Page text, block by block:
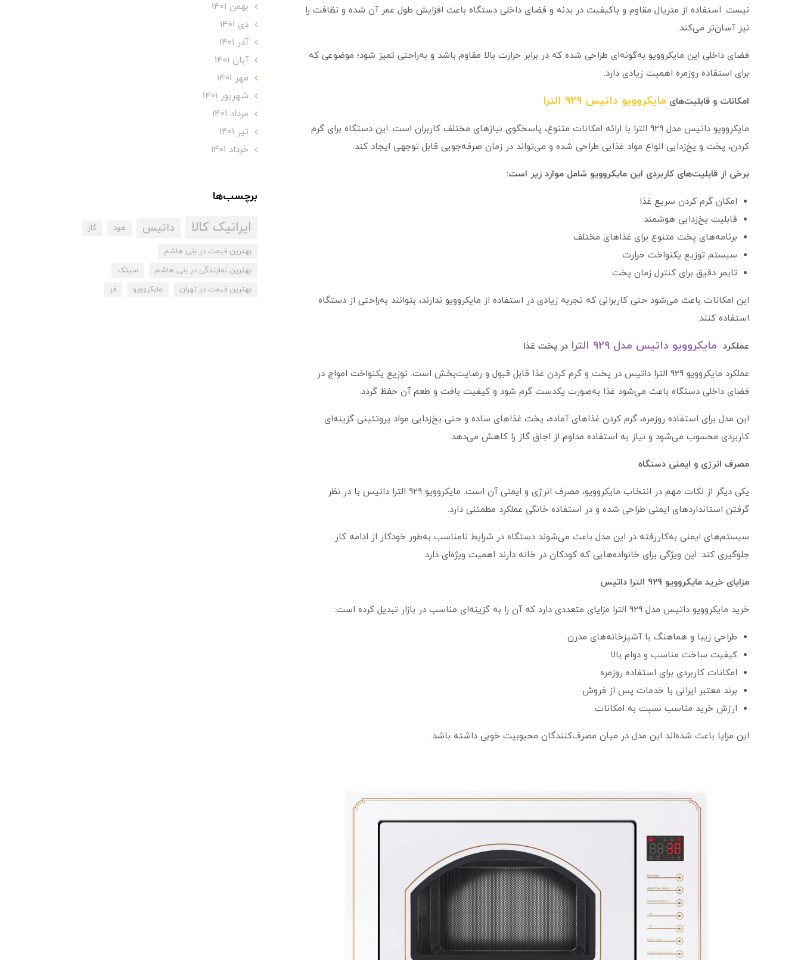
نیست. استفاده از متریال مقاوم و باکیفیت در بدنه و فضای داخلی دستگاه باعث افزایش طول عمر آن شده و نظافت را
نیز آسان‌تر می‌کند.
فضای داخلی این مایکروویو به‌گونه‌ای طراحی شده که در برابر حرارت بالا مقاوم باشد و به‌راحتی تمیز شود؛ موضوعی که
برای استفاده روزمره اهمیت زیادی دارد.
امکانات و قابلیت‌های مایکروویو داتیس 929 الترا
مایکروویو داتیس مدل 929 الترا با ارائه امکانات متنوع، پاسخگوی نیازهای مختلف کاربران است. این دستگاه برای گرم
کردن، پخت و یخ‌زدایی انواع مواد غذایی طراحی شده و می‌تواند در زمان صرفه‌جویی قابل توجهی ایجاد کند.
برخی از قابلیت‌های کاربردی این مایکروویو شامل موارد زیر است:
امکان گرم کردن سریع غذا
قابلیت یخ‌زدایی هوشمند
برنامه‌های پخت متنوع برای غذاهای مختلف
سیستم توزیع یکنواخت حرارت
تایمر دقیق برای کنترل زمان پخت
این امکانات باعث می‌شود حتی کاربرانی که تجربه زیادی در استفاده از مایکروویو ندارند، بتوانند به‌راحتی از دستگاه
استفاده کنند.
عملکرد مایکروویو داتیس مدل 929 الترا در پخت غذا
عملکرد مایکروویو 929 الترا داتیس در پخت و گرم کردن غذا قابل قبول و رضایت‌بخش است. توزیع یکنواخت امواج در
فضای داخلی دستگاه باعث می‌شود غذا به‌صورت یکدست گرم شود و کیفیت بافت و طعم آن حفظ گردد.
این مدل برای استفاده روزمره، گرم کردن غذاهای آماده، پخت غذاهای ساده و حتی یخ‌زدایی مواد پروتئینی گزینه‌ای
کاربردی محسوب می‌شود و نیاز به استفاده مداوم از اجاق گاز را کاهش می‌دهد.
مصرف انرژی و ایمنی دستگاه
یکی دیگر از نکات مهم در انتخاب مایکروویو، مصرف انرژی و ایمنی آن است. مایکروویو 929 الترا داتیس با در نظر
گرفتن استانداردهای ایمنی طراحی شده و در استفاده خانگی عملکرد مطمئنی دارد.
سیستم‌های ایمنی به‌کاررفته در این مدل باعث می‌شوند دستگاه در شرایط نامناسب به‌طور خودکار از ادامه کار
جلوگیری کند. این ویژگی برای خانواده‌هایی که کودکان در خانه دارند اهمیت ویژه‌ای دارد.
مزایای خرید مایکروویو 929 الترا داتیس
خرید مایکروویو داتیس مدل 929 الترا مزایای متعددی دارد که آن را به گزینه‌ای مناسب در بازار تبدیل کرده است:
طراحی زیبا و هماهنگ با آشپزخانه‌های مدرن
کیفیت ساخت مناسب و دوام بالا
امکانات کاربردی برای استفاده روزمره
برند معتبر ایرانی با خدمات پس از فروش
ارزش خرید مناسب نسبت به امکانات
این مزایا باعث شده‌اند این مدل در میان مصرف‌کنندگان محبوبیت خوبی داشته باشد.
بهمن 1401
دی 1401
آذر 1401
آبان 1401
مهر 1401
شهریور 1401
مرداد 1401
تير 1401
خرداد 1401
برچسب‌ها
ایرانیک کالا داتیس هود گاز
بهترین قیمت در بنی هاشم
بهترین نمایندگی در بنی هاشم
سینک
بهترین قیمت در تهران
مایکروویو فر